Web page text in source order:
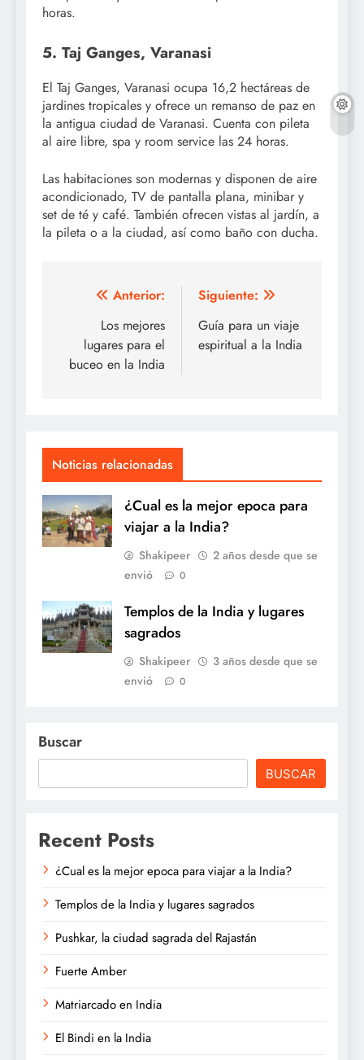
horas.
5. Taj Ganges, Varanasi
El Taj Ganges, Varanasi ocupa 16,2 hectáreas de
jardines tropicales y ofrece un remanso de paz en
la antigua ciudad de Varanasi. Cuenta con pileta
al aire libre, spa y room service las 24 horas.
Las habitaciones son modernas y disponen de aire
acondicionado, TV de pantalla plana, minibar y
set de té y café. También ofrecen vistas al jardín, a
la pileta o a la ciudad, así como baño con ducha.
Navegación
entradas
Anterior:
Los mejores
lugares para el
buceo en la India
Siguiente:
Guía para un viaje
espiritual a la India
Noticias relacionadas
¿Cual es la mejor epoca para
viajar a la India?
Shakipeer
2 años desde que se
envió
0
Templos de la India y lugares
sagrados
Shakipeer
3 años desde que se
envió
0
Buscar
BUSCAR
Recent Posts
¿Cual es la mejor epoca para viajar a la India?
Templos de la India y lugares sagrados
Pushkar, la ciudad sagrada del Rajastán
Fuerte Amber
Matriarcado en India
El Bindi en la India